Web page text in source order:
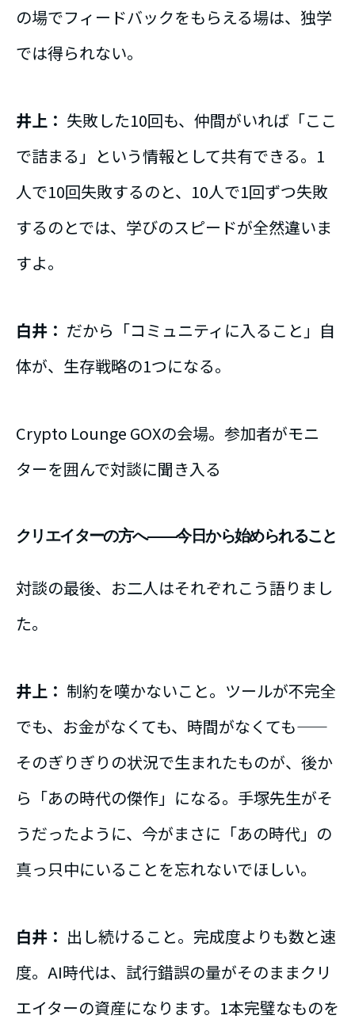
の場でフィードバックをもらえる場は、独学
では得られない。
井上： 失敗した10回も、仲間がいれば「ここ
で詰まる」という情報として共有できる。1
人で10回失敗するのと、10人で1回ずつ失敗
するのとでは、学びのスピードが全然違いま
すよ。
白井： だから「コミュニティに入ること」自
体が、生存戦略の1つになる。
Crypto Lounge GOXの会場。参加者がモニ
ターを囲んで対談に聞き入る
クリエイターの方へ——今日から始められること
対談の最後、お二人はそれぞれこう語りまし
た。
井上： 制約を嘆かないこと。ツールが不完全
でも、お金がなくても、時間がなくても——
そのぎりぎりの状況で生まれたものが、後か
ら「あの時代の傑作」になる。手塚先生がそ
うだったように、今がまさに「あの時代」の
真っ只中にいることを忘れないでほしい。
白井： 出し続けること。完成度よりも数と速
度。AI時代は、試行錯誤の量がそのままクリ
エイターの資産になります。1本完璧なものを